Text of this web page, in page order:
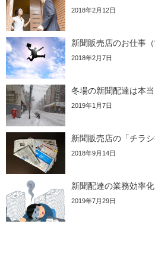
2018年2月12日
新聞販売店のお仕事（
2018年2月7日
冬場の新聞配達は本当
2019年1月7日
新聞販売店の「チラ
2018年9月14日
新聞配達の業務効率
2019年7月29日